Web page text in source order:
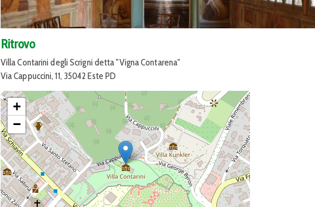
Ritrovo
Villa Contarini degli Scrigni detta "Vigna Contarena"
Via Cappuccini, 11, 35042 Este PD
Via Cappuccini, 11, 35042 Este PD">
+
−